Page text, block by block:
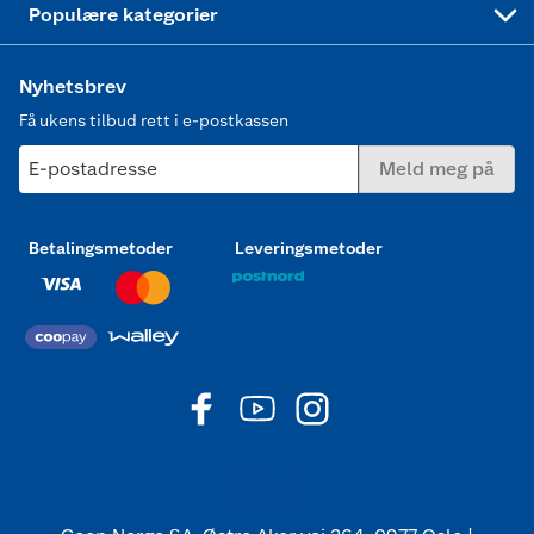
Populære kategorier
Nyhetsbrev
Få ukens tilbud rett i e-postkassen
E-postadresse Meld meg på
Betalingsmetoder Leveringsmetoder